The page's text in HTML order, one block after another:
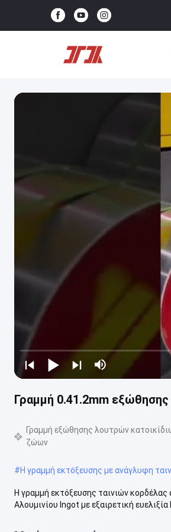
Γραμμή 0.41.2mm
Γραμμή εξώθησης λουτρών
ζώων
#Η γραμμή εκτόξευσης με ανάγλυφη
Η γραμμή εκτόξευσης ταινιών
Αλουμινίου Ingot με εξαιρετική